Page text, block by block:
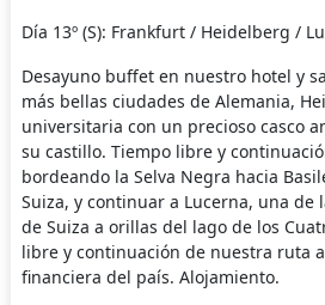
Día 13º (S): Frankfurt / Heidelberg /
Desayuno buffet en nuestro hotel y
más bellas ciudades de Alemania,
universitaria con un precioso casco
su castillo. Tiempo libre y
bordeando la Selva Negra hacia
Suiza, y continuar a Lucerna, una de
de Suiza a orillas del lago de los
libre y continuación de nuestra ruta
financiera del país. Alojamiento.